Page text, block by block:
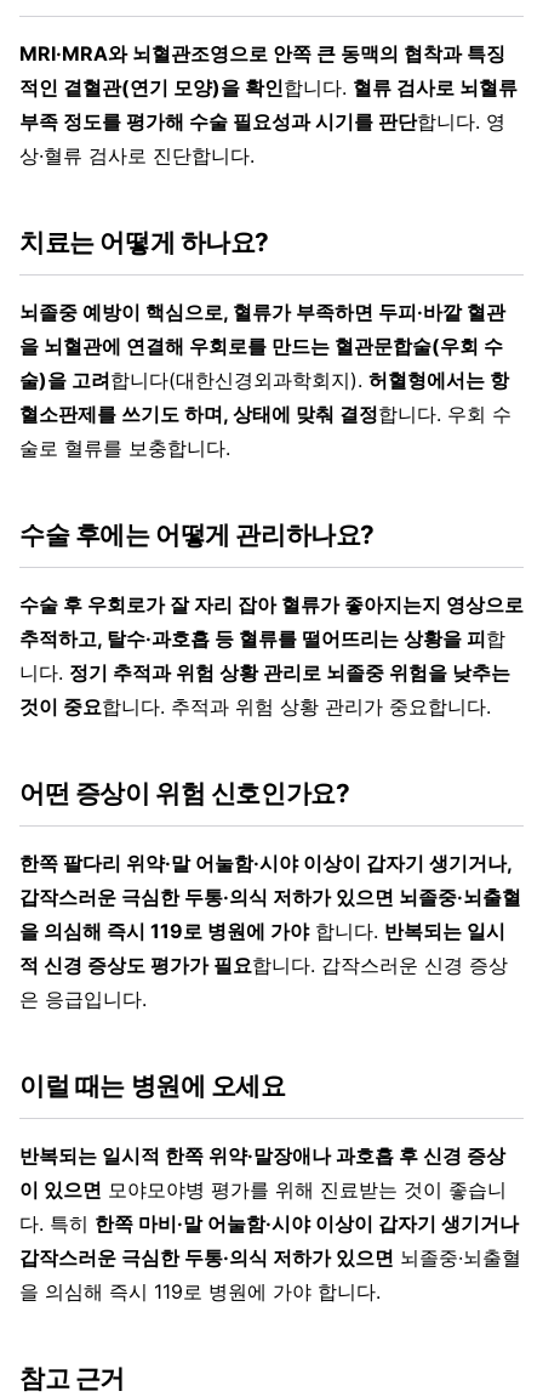
MRI·MRA와 뇌혈관조영으로 안쪽 큰 동맥의 협착과 특징
적인 곁혈관(연기 모양)을 확인합니다. 혈류 검사로 뇌혈류
부족 정도를 평가해 수술 필요성과 시기를 판단합니다. 영
상·혈류 검사로 진단합니다.
치료는 어떻게 하나요?
뇌졸중 예방이 핵심으로, 혈류가 부족하면 두피·바깥 혈관
을 뇌혈관에 연결해 우회로를 만드는 혈관문합술(우회 수
술)을 고려합니다(대한신경외과학회지). 허혈형에서는 항
혈소판제를 쓰기도 하며, 상태에 맞춰 결정합니다. 우회 수
술로 혈류를 보충합니다.
수술 후에는 어떻게 관리하나요?
수술 후 우회로가 잘 자리 잡아 혈류가 좋아지는지 영상으로
추적하고, 탈수·과호흡 등 혈류를 떨어뜨리는 상황을 피합
니다. 정기 추적과 위험 상황 관리로 뇌졸중 위험을 낮추는
것이 중요합니다. 추적과 위험 상황 관리가 중요합니다.
어떤 증상이 위험 신호인가요?
한쪽 팔다리 위약·말 어눌함·시야 이상이 갑자기 생기거나,
갑작스러운 극심한 두통·의식 저하가 있으면 뇌졸중·뇌출혈
을 의심해 즉시 119로 병원에 가야합니다. 반복되는 일시
적 신경 증상도 평가가 필요합니다. 갑작스러운 신경 증상
은 응급입니다.
이럴 때는 병원에 오세요
반복되는 일시적 한쪽 위약·말장애나 과호흡 후 신경 증상
이 있으면 모야모야병 평가를 위해 진료받는 것이 좋습니
다. 특히 한쪽 마비·말 어눌함·시야 이상이 갑자기 생기거나
갑작스러운 극심한 두통·의식 저하가 있으면 뇌졸중·뇌출혈
을 의심해 즉시 119로 병원에 가야 합니다.
참고 근거